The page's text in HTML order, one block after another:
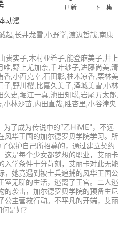
下一集
刷新
动漫
起,长井龙雪,小野学,渡边哲哉,南康
贵实子,木村亚希子,能登麻美子,井上
唯,野上尤加奈,千叶纱子,进藤尚美,清
香,小西克幸,石田彰,柚木凉香,栗林美
子,野川樱,比嘉久美子,泽城美雪,小林
史,堀江一真,池田知聪,岩尾万太郎,
小林沙苗,内田直哉,胜杏里,小谷津央
了成为传说中的“乙HiME”，不远
风华王国的加尔德罗贝学院学习。所
保护自己所招募的，通过建立契约
这是每个少女都梦想的职业，艾丽卡
入学条件十分苛刻，艾丽卡对此无能
，她竟遇到被士兵追捕的风华王国公
室无聊的生活，逃离了王宫。二人逃
的袭击，加尔德罗贝学院的预备生尼
公主营救行动。不平凡的开端，艾丽
是好？